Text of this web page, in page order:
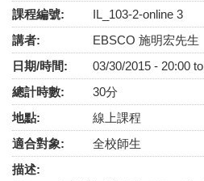
課程編號:
IL_103-2-online 3
講者:
EBSCO 施明宏先生
日期/時間:
03/30/2015 - 20:00 to
總計時數:
30分
地點:
線上課程
適合對象:
全校師生
描述: